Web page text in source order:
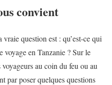
convient
question est : qu’est-ce qui
voyage en Tanzanie ? Sur le
au coin du feu ou au
par poser quelques questions